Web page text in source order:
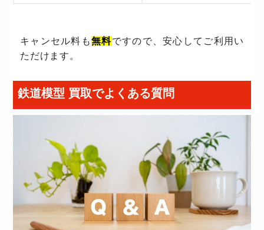
キャンセル料も無料ですので、安心してご利用い
ただけます。
鉄道模型 買取でよくある質問